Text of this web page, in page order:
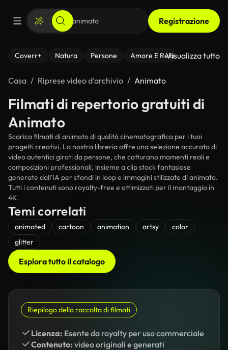
Registrazione
Coverr+ Natura Persone Amore E Relazioni Il
Visualizza tutto
Casa Riprese video d’archivio Animato
Filmati di repertorio gratuiti di
Animato
Scarica filmati di animato di qualità cinematografica per i tuoi
progetti creativi. La nostra libreria offre una selezione accurata di
video autentici girati da persone, che catturano momenti reali e
composizioni professionali, insieme a clip stock fantasiose
generate dall'IA per sfondi in loop e immagini stilizzate di animato.
Tutti i contenuti sono royalty-free e ottimizzati per il montaggio in
4K.
Temi correlati
animated cartoon animation artsy
color
glitter
Esplora tutto il catalogo
Riepilogo della raccolta di filmati
Licenza: Esente da royalty per uso commerciale
Contenuto: video originali e generati